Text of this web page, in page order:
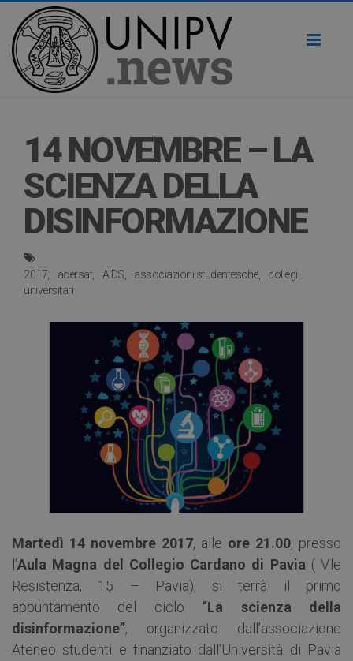
14 NOVEMBRE – LA
SCIENZA DELLA
DISINFORMAZIONE
2017 acersat AIDS associazioni studentesche
collegi
universitari
Martedì 14 novembre 2017, alle ore 21.00, presso
l’Aula Magna del Collegio Cardano di Pavia ( V.le
Resistenza, 15 – Pavia), si terrà il primo
appuntamento del ciclo “La scienza della
disinformazione”, organizzato dall’associazione
Ateneo studenti e finanziato dall’Università di Pavia